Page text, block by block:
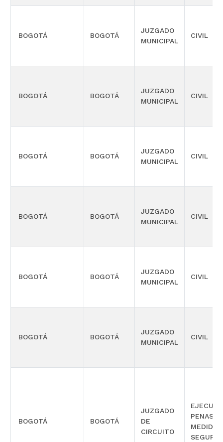
BOGOTÁ BOGOTÁ
JUZGADO
MUNICIPAL
CIVIL
BOGOTÁ BOGOTÁ
JUZGADO
MUNICIPAL
CIVIL
BOGOTÁ BOGOTÁ
JUZGADO
MUNICIPAL
CIVIL
BOGOTÁ BOGOTÁ
JUZGADO
MUNICIPAL
CIVIL
BOGOTÁ BOGOTÁ
JUZGADO
MUNICIPAL
CIVIL
BOGOTÁ BOGOTÁ
JUZGADO
MUNICIPAL
CIVIL
BOGOTÁ BOGOTÁ
JUZGADO
DE
CIRCUITO
PENAS Y